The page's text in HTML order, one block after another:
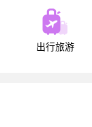
出行旅游